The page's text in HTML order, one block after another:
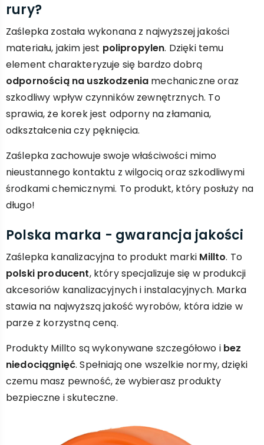
rury?
Zaślepka została wykonana z najwyższej jakości
materiału, jakim jest polipropylen. Dzięki temu
element charakteryzuje się bardzo dobrą
odpornością na uszkodzenia mechaniczne oraz
szkodliwy wpływ czynników zewnętrznych. To
sprawia, że korek jest odporny na złamania,
odkształcenia czy pęknięcia.
Zaślepka zachowuje swoje właściwości mimo
nieustannego kontaktu z wilgocią oraz szkodliwymi
środkami chemicznymi. To produkt, który posłuży na
długo!
Polska marka - gwarancja jakości
Zaślepka kanalizacyjna to produkt marki Millto. To
polski producent, który specjalizuje się w produkcji
akcesoriów kanalizacyjnych i instalacyjnych. Marka
stawia na najwyższą jakość wyrobów, która idzie w
parze z korzystną ceną.
Produkty Millto są wykonywane szczegółowo i bez
niedociągnięć. Spełniają one wszelkie normy, dzięki
czemu masz pewność, że wybierasz produkty
bezpieczne i skuteczne.